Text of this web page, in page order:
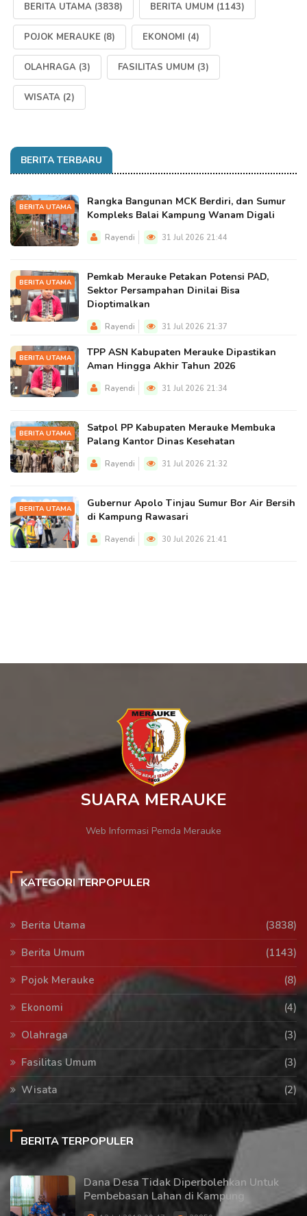
BERITA UTAMA (3838) BERITA UMUM (1143)
POJOK MERAUKE (8) EKONOMI (4)
OLAHRAGA (3) FASILITAS UMUM (3)
WISATA (2)
BERITA TERBARU
BERITA UTAMA
Rangka Bangunan MCK Berdiri, dan Sumur
Kompleks Balai Kampung Wanam Digali
Rayendi 31 Jul 2026 21:44
BERITA UTAMA
Pemkab Merauke Petakan Potensi PAD,
Sektor Persampahan Dinilai Bisa
Dioptimalkan
Rayendi 31 Jul 2026 21:37
BERITA UTAMA
TPP ASN Kabupaten Merauke Dipastikan
Aman Hingga Akhir Tahun 2026
Rayendi 31 Jul 2026 21:34
BERITA UTAMA
Satpol PP Kabupaten Merauke Membuka
Palang Kantor Dinas Kesehatan
Rayendi 31 Jul 2026 21:32
BERITA UTAMA
Gubernur Apolo Tinjau Sumur Bor Air Bersih
di Kampung Rawasari
Rayendi 30 Jul 2026 21:41
SUARA MERAUKE
Web Informasi Pemda Merauke
KATEGORI TERPOPULER
Berita Utama
(3838)
Berita Umum
(1143)
Pojok Merauke
(8)
Ekonomi
(4)
Olahraga
(3)
Fasilitas Umum
(3)
Wisata
(2)
BERITA TERPOPULER
Dana Desa Tidak Diperbolehkan Untuk
Pembebasan Lahan di Kampung